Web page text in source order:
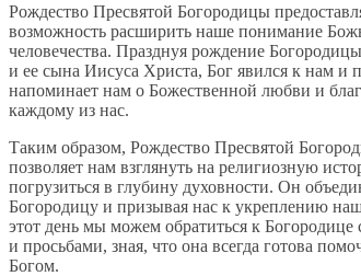
Рождество Пресвятой Богородицы
возможность расширить наше понимание
человечества. Празднуя рождение
и ее сына Иисуса Христа, Бог явился к нам и
напоминает нам о Божественной любви и
каждому из нас.
Таким образом, Рождество Пресвятой
позволяет нам взглянуть на религиозную
погрузиться в глубину духовности. Он
Богородицу и призывая нас к укреплению
этот день мы можем обратиться к
и просьбами, зная, что она всегда готова
Богом.